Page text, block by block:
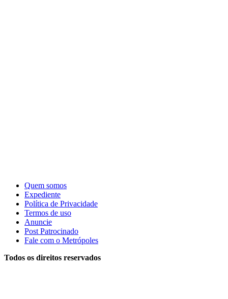
Quem somos
Expediente
Política de Privacidade
Termos de uso
Anuncie
Post Patrocinado
Fale com o Metrópoles
Todos os direitos reservados